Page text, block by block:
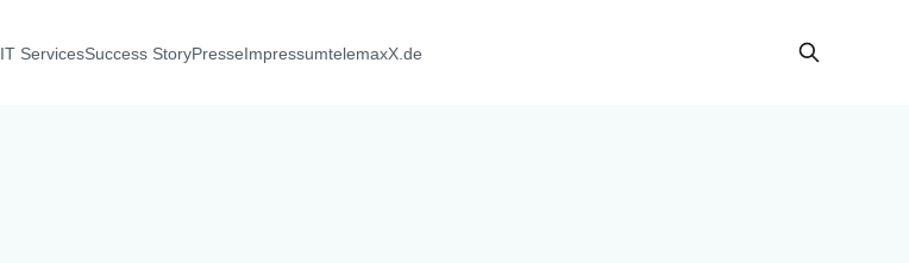
IT ServicesSuccess StoryPresseImpressumtelemaxX.de